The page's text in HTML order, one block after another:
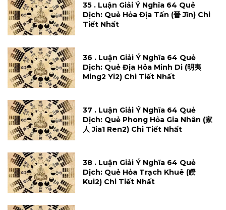
35 . Luận Giải Ý Nghĩa 64 Quẻ
Dịch: Quẻ Hỏa Địa Tấn (晉 Jĩn) Chi
Tiết Nhất
36 . Luận Giải Ý Nghĩa 64 Quẻ
Dịch: Quẻ Địa Hỏa Minh Di (明夷
Ming2 Yi2) Chi Tiết Nhất
37 . Luận Giải Ý Nghĩa 64 Quẻ
Dịch: Quẻ Phong Hỏa Gia Nhân (家
人 Jia1 Ren2) Chi Tiết Nhất
38 . Luận Giải Ý Nghĩa 64 Quẻ
Dịch: Quẻ Hỏa Trạch Khuê (睽
Kui2) Chi Tiết Nhất